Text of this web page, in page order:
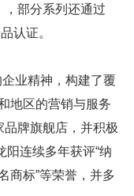
，部分系列还通过
认证。
业精神，构建了覆
地区的营销与服务
牌旗舰店，并积极
连续多年获评“纳
商标”等荣誉，并多